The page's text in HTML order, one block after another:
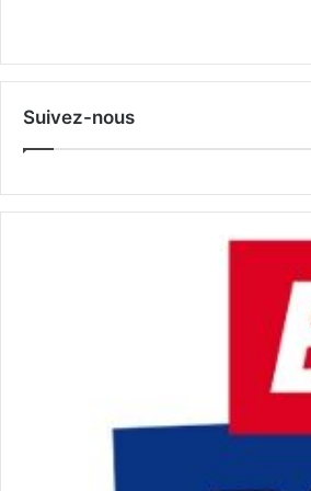
Suivez-nous